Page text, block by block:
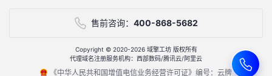
售前咨询： 400-868-5682
Copyright © 2020-2026 域擎工坊 版权所有
代理域名注册服务机构：西部数码/腾讯云/阿里云
《中华人民共和国增值电信业务经营许可证》编号：云牌